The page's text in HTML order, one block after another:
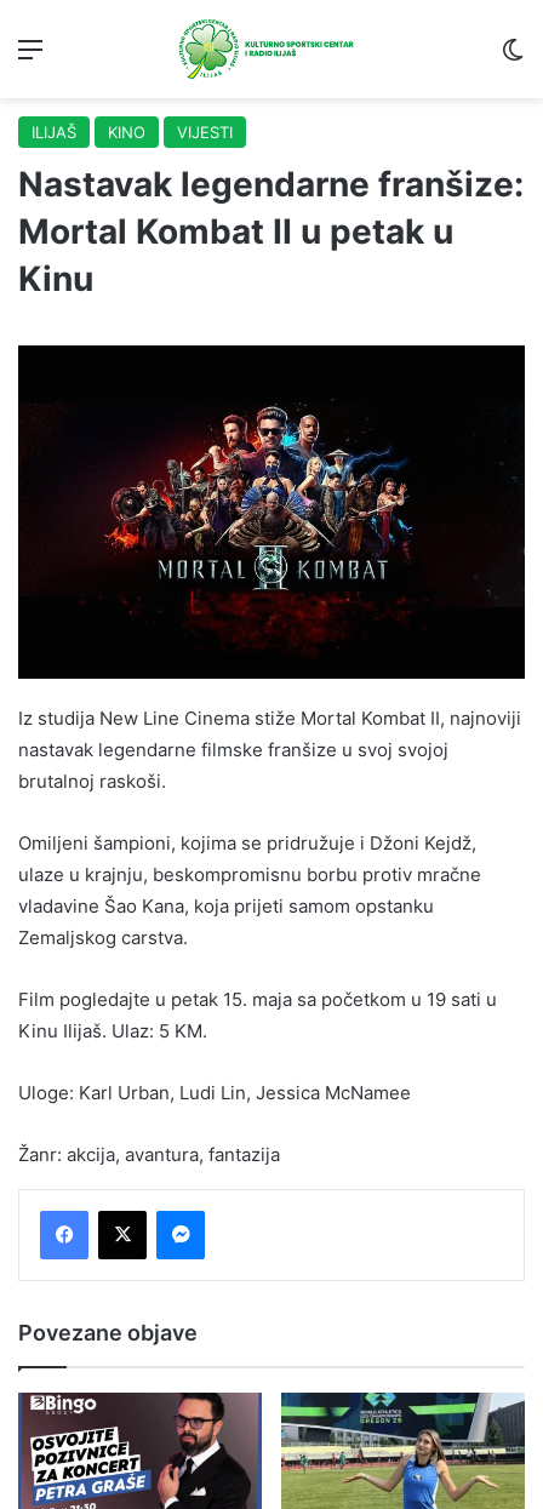
ILIJAŠ KINO VIJESTI
Nastavak legendarne franšize:
Mortal Kombat II u petak u
Kinu
Iz studija New Line Cinema stiže Mortal Kombat II, najnoviji
nastavak legendarne filmske franšize u svoj svojoj
brutalnoj raskoši.
Omiljeni šampioni, kojima se pridružuje i Džoni Kejdž,
ulaze u krajnju, beskompromisnu borbu protiv mračne
vladavine Šao Kana, koja prijeti samom opstanku
Zemaljskog carstva.
Film pogledajte u petak 15. maja sa početkom u 19 sati u
Kinu Ilijaš. Ulaz: 5 KM.
Uloge: Karl Urban, Ludi Lin, Jessica McNamee
Žanr: akcija, avantura, fantazija
Povezane objave